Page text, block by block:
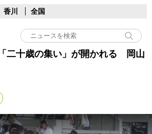
香川 全国
二十歳の集い」が開かれる 岡山